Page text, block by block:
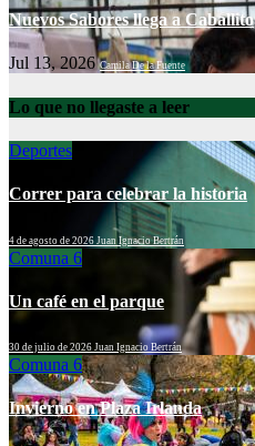
Nuevos Sabores llega a Caballito
Jul 13, 2026Camila De la Fuente
Lo que no llegaste a leer
Deportes
Correr para celebrar la historia
4 de agosto de 2026 Juan Ignacio Bertrán
Comuna 6
Un café en el parque
30 de julio de 2026 Juan Ignacio Bertrán
Comuna 6
Invierno en Plaza Irlanda